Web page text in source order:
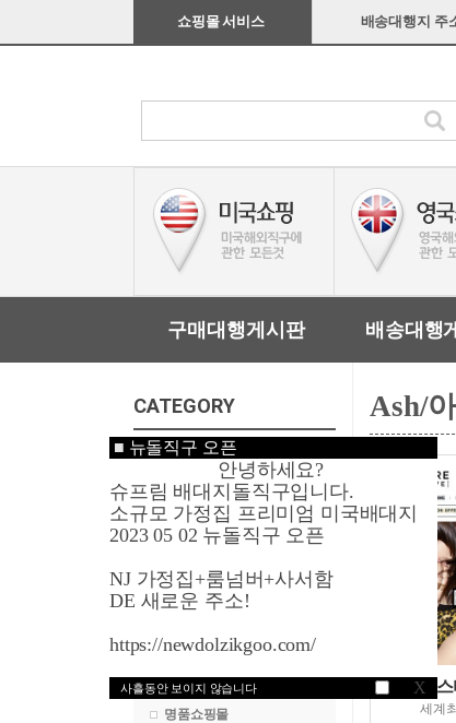
■ 뉴돌직구 오픈
안녕하세요?
슈프림 배대지돌직구입니다.
소규모 가정집 프리미엄 미국배대지
2023 05 02 뉴돌직구 오픈
NJ 가정집+룸넘버+사서함
DE 새로운 주소!
https://newdolzikgoo.com/
사흘동안 보이지 않습니다 X
쇼핑몰 서비스 배송대행지 주
구매대행게시판 배송대행
CATEGORY
미국쇼핑
영국쇼핑
프랑스쇼핑
유아제품쇼핑몰
악세서리쇼핑몰
브랜드쇼핑몰
명품쇼핑몰
Ash/
베스
세계